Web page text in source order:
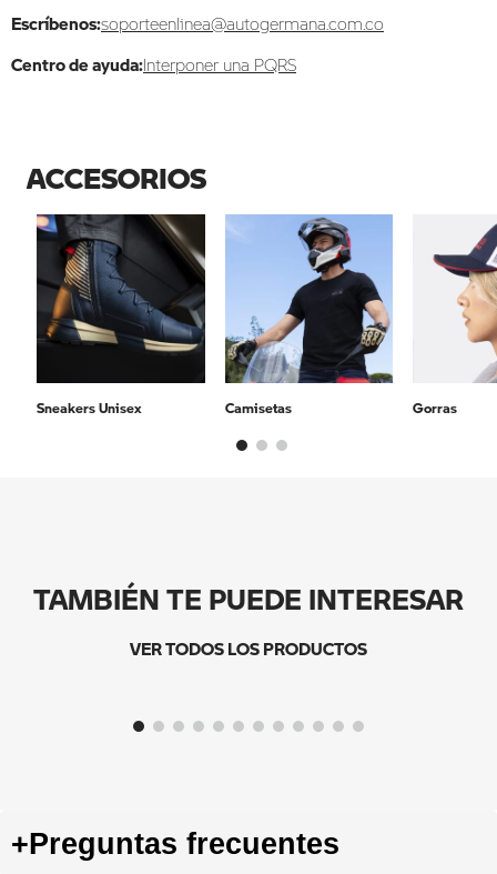
Escríbenos:soporteenlinea@autogermana.com.co
Centro de ayuda:Interponer una PQRS
ACCESORIOS
Sneakers Unisex Camisetas Gorras
TAMBIÉN TE PUEDE INTERESAR
VER TODOS LOS PRODUCTOS
+Preguntas frecuentes